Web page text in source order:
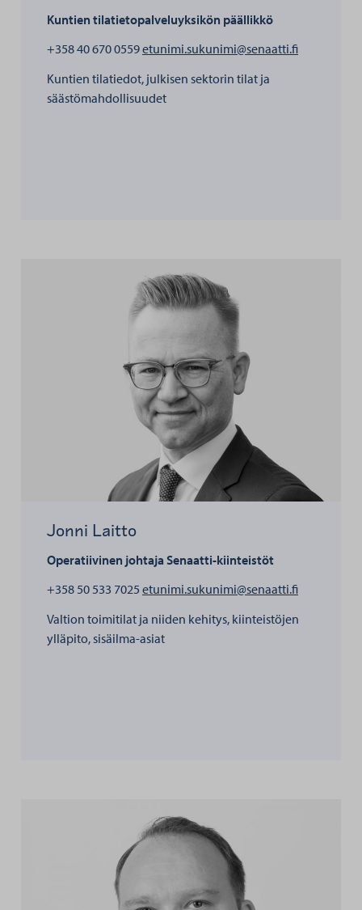
Kuntien tilatietopalveluyksikön päällikkö
+358 40 670 0559etunimi.sukunimi@senaatti.fihenkilölle
Kuntien tilatiedot, julkisen sektorin tilat ja
säästömahdollisuudet
Jonni Laitto
Operatiivinen johtaja Senaatti-kiinteistöt
+358 50 533 7025 etunimi.sukunimi@senaatti.fihenkilölle
Valtion toimitilat ja niiden kehitys, kiinteistöjen
ylläpito, sisäilma-asiat